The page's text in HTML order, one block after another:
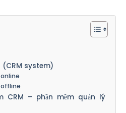
(CRM system)
offline
CRM – phần mềm quản lý